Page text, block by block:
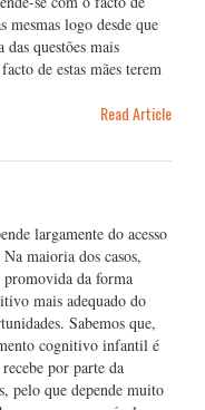
mesmas logo desde que
questões mais
de estas mães terem
Read Article
largamente do acesso
maioria dos casos,
promovida da forma
mais adequado do
Sabemos que,
cognitivo infantil é
por parte da
pelo que depende muito